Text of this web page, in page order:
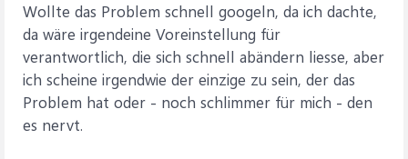
Wollte das Problem schnell googeln, da ich dachte,
da wäre irgendeine Voreinstellung für
verantwortlich, die sich schnell abändern liesse, aber
ich scheine irgendwie der einzige zu sein, der das
Problem hat oder - noch schlimmer für mich - den
es nervt.